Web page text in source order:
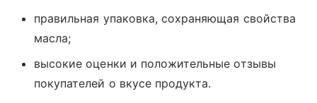
правильная упаковка, сохраняющая свойства
масла;
высокие оценки и положительные отзывы
покупателей о вкусе продукта.